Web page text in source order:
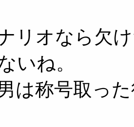
リオなら欠
いね。
は称号取っ